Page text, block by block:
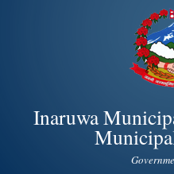
Skip to
main
content
Inaruwa